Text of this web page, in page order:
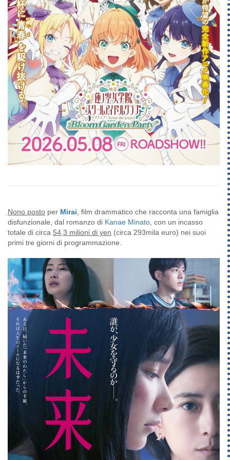
Nono posto per Mirai , film drammatico che racconta una famiglia
disfunzionale, dal romanzo di Kanae Minato , con un incasso
totale di circa 54,3 milioni di yen (circa 293mila euro) nei suoi
primi tre giorni di programmazione.